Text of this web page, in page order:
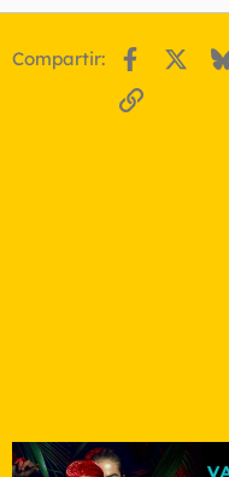
Compartir: Facebook
Enlace